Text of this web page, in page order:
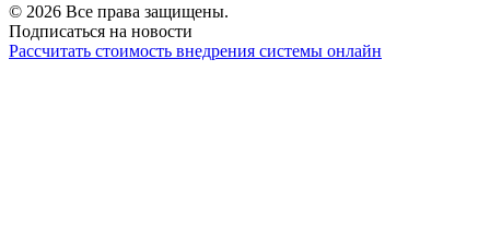
© 2026 Все права защищены.
Подписаться на новости
Рассчитать стоимость внедрения системы онлайн